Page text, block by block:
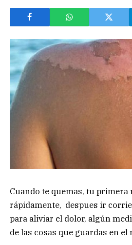
Cuando te quemas, tu primera
rápidamente, despues ir
para aliviar el dolor, algún
de las cosas que guardas en